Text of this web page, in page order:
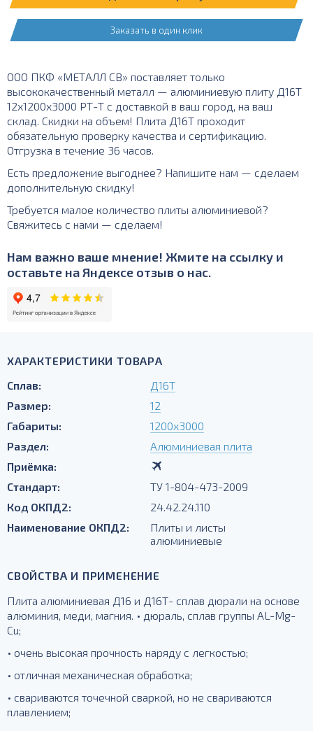
Заказать в один клик
ООО ПКФ «МЕТАЛЛ СВ» поставляет только
высококачественный металл — алюминиевую плиту Д16Т
12х1200х3000 РТ-Т с доставкой в ваш город, на ваш
склад. Скидки на объем! Плита Д16Т проходит
обязательную проверку качества и сертификацию.
Отгрузка в течение 36 часов.
Есть предложение выгоднее? Напишите нам — сделаем
дополнительную скидку!
Требуется малое количество плиты алюминиевой?
Свяжитесь с нами — сделаем!
Нам важно ваше мнение! Жмите на ссылку и
оставьте на Яндексе отзыв о нас.
ХАРАКТЕРИСТИКИ ТОВАРА
Сплав:
Д16Т
Размер:
12
Габариты:
1200х3000
Раздел:
Алюминиевая плита
Приёмка:
Стандарт:
ТУ 1-804-473-2009
Код ОКПД2:
24.42.24.110
Наименование ОКПД2:
Плиты и листы
алюминиевые
СВОЙСТВА И ПРИМЕНЕНИЕ
Плита алюминиевая Д16 и Д16Т- сплав дюрали на основе
алюминия, меди, магния. • дюраль, сплав группы AL-Mg-
Cu;
• очень высокая прочность наряду с легкостью;
• отличная механическая обработка;
• свариваются точечной сваркой, но не свариваются
плавлением;